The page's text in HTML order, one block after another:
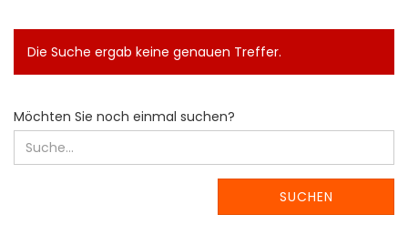
Die Suche ergab keine genauen Treffer.
MÖCHTEN
SIE
NOCH
EINMAL
Möchten Sie noch einmal suchen?
SUCHEN